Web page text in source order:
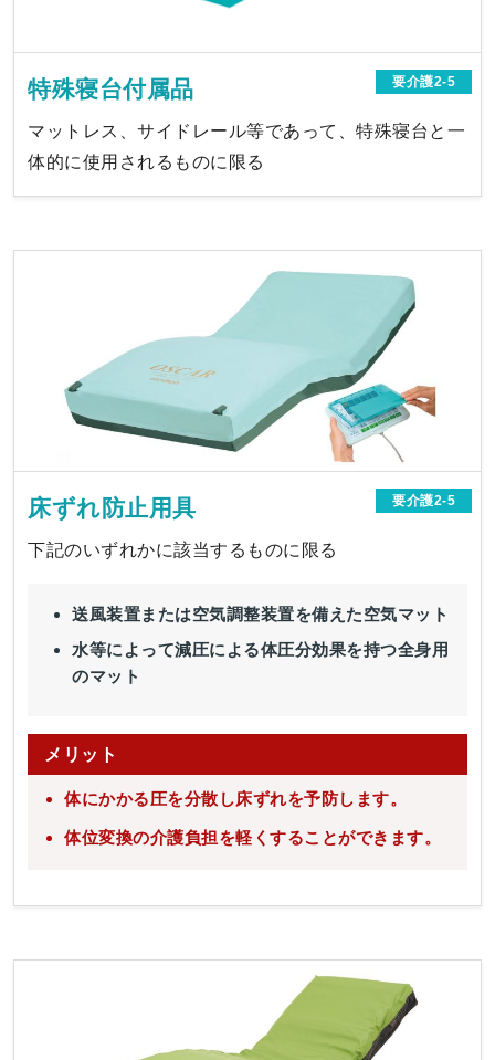
特殊寝台付属品 要介護2-5
マットレス、サイドレール等であって、特殊寝台と一
体的に使用されるものに限る
床ずれ防止用具 要介護2-5
下記のいずれかに該当するものに限る
送風装置または空気調整装置を備えた空気マット
水等によって減圧による体圧分効果を持つ全身用
のマット
メリット
体にかかる圧を分散し床ずれを予防します。
体位変換の介護負担を軽くすることができます。